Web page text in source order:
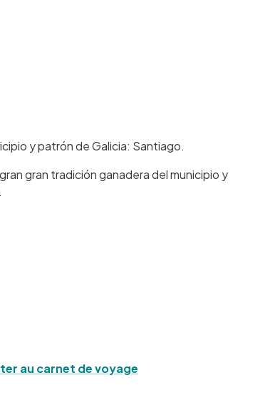
y patrón de Galicia: Santiago.
gran tradición ganadera del municipio y
au carnet de voyage